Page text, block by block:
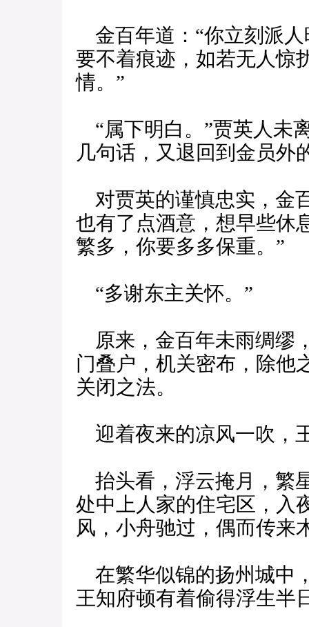
金百年道：“你立刻派
要不着痕迹，如若无人惊
情。”
“属下明白。”贾英人未
几句话，又退回到金员外
对贾英的谨慎忠实，金
也有了点酒意，想早些休
繁多，你要多多保重。”
“多谢东主关怀。”
原来，金百年未雨绸缪
门叠户，机关密布，除他
关闭之法。
迎着夜来的凉风一吹，
抬头看，浮云掩月，繁
处中上人家的住宅区，入
风，小舟驰过，偶而传来
在繁华似锦的扬州城中
王知府顿有着偷得浮生半